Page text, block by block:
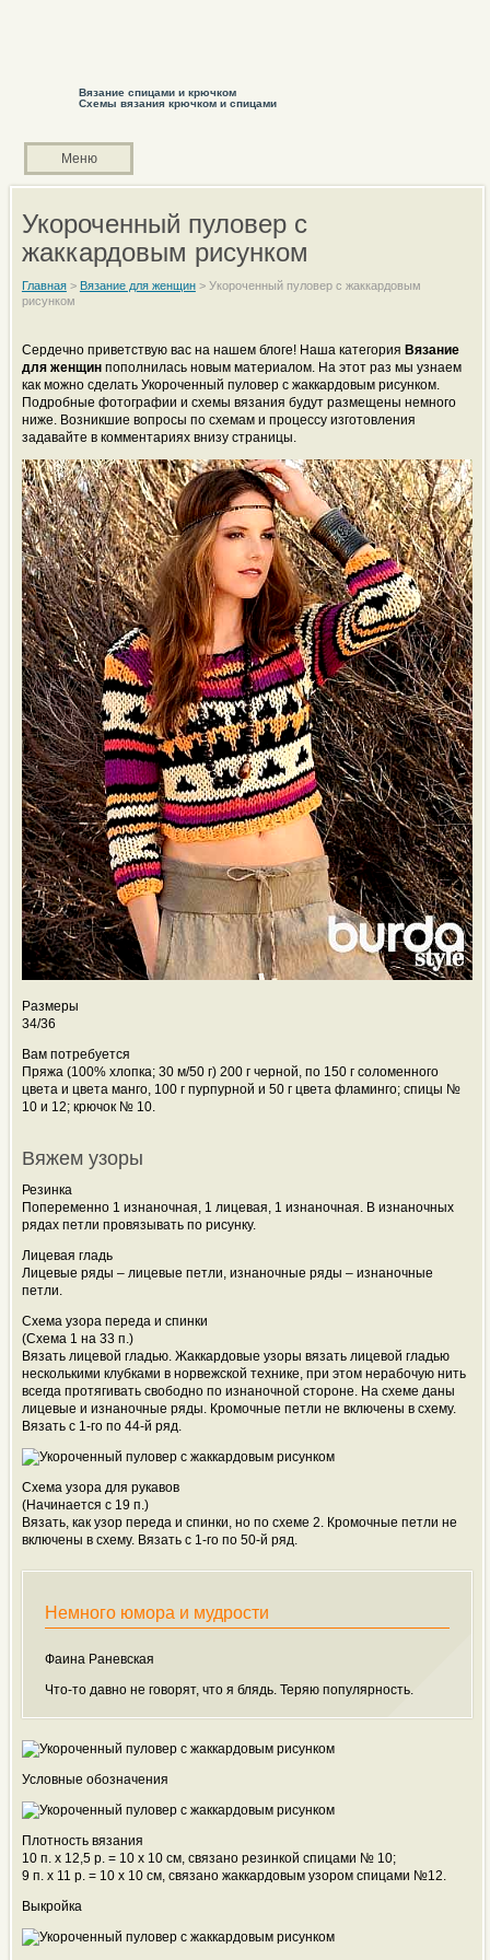
Вязание спицами и крючком
Схемы вязания крючком и спицами
Меню
Укороченный пуловер с
жаккардовым рисунком
Главная> Вязание для женщин> Укороченный пуловер с жаккардовым
рисунком
Сердечно приветствую вас на нашем блоге! Наша категория Вязание
для женщинпополнилась новым материалом. На этот раз мы узнаем
как можно сделать Укороченный пуловер с жаккардовым рисунком.
Подробные фотографии и схемы вязания будут размещены немного
ниже. Возникшие вопросы по схемам и процессу изготовления
задавайте в комментариях внизу страницы.
Размеры
34/36
Вам потребуется
Пряжа (100% хлопка; 30 м/50 г) 200 г черной, по 150 г соломенного
цвета и цвета манго, 100 г пурпурной и 50 г цвета фламинго; спицы №
10 и 12; крючок № 10.
Вяжем узоры
Резинка
Попеременно 1 изнаночная, 1 лицевая, 1 изнаночная. В изнаночных
рядах петли провязывать по рисунку.
Лицевая гладь
Лицевые ряды – лицевые петли, изнаночные ряды – изнаночные
петли.
Схема узора переда и спинки
(Схема 1 на 33 п.)
Вязать лицевой гладью. Жаккардовые узоры вязать лицевой гладью
несколькими клубками в норвежской технике, при этом нерабочую нить
всегда протягивать свободно по изнаночной стороне. На схеме даны
лицевые и изнаночные ряды. Кромочные петли не включены в схему.
Вязать с 1-го по 44-й ряд.
Схема узора для рукавов
(Начинается с 19 п.)
Вязать, как узор переда и спинки, но по схеме 2. Кромочные петли не
включены в схему. Вязать с 1-го по 50-й ряд.
Немного юмора и мудрости
Фаина Раневская
Что-то давно не говорят, что я блядь. Теряю популярность.
Условные обозначения
Плотность вязания
10 п. х 12,5 р. = 10 x 10 см, связано резинкой спицами № 10;
9 п. х 11 р. = 10 x 10 см, связано жаккардовым узором спицами №12.
Выкройка